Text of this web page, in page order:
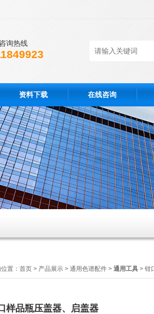
询热线
资料下载 在线咨询
置： 首页 > 产品展示 > 通用色谱配件 > 通用工具 > 钳
样品瓶压盖器、启盖器